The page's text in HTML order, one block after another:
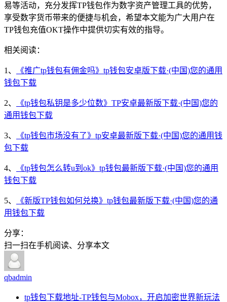
易等活动，充分发挥TP钱包作为数字资产管理工具的优势，
享受数字货币带来的便捷与机会，希望本文能为广大用户在
TP钱包充值OKT操作中提供切实有效的指导。
相关阅读：
1、
《推广tp钱包有佣金吗》tp钱包安卓版下载·(中国)您的通用
钱包下载
2、
《tp钱包私钥是多少位数》TP安卓最新版下载·(中国)您的
通用钱包下载
3、
《tp钱包市场没有了》tp安卓最新版下载·(中国)您的通用钱
包下载
4、
《tp钱包怎么转u到ok》tp钱包最新版下载·(中国)您的通用
钱包下载
5、
《新版TP钱包如何兑换》tp钱包最新版下载·(中国)您的通
用钱包下载
分享：
扫一扫在手机阅读、分享本文
qbadmin
tp钱包下载地址-TP钱包与Mobox，开启加密世界新玩法